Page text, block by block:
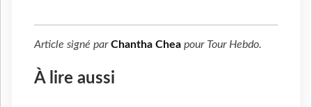
Article signé parChantha Chea pour Tour Hebdo.
À lire aussi